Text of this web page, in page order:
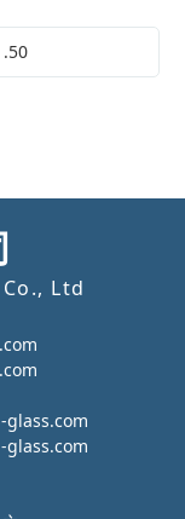
Ltd
glass.com
glass.com